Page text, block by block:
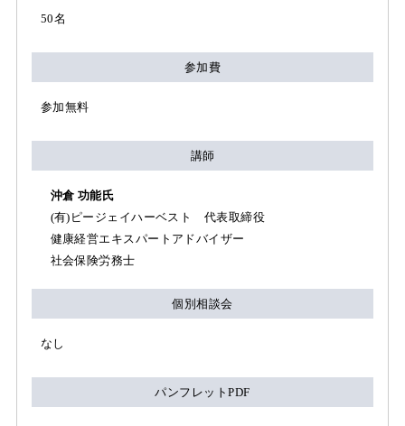
50名
参加費
参加無料
講師
沖倉 功能氏
(有)ピージェイハーベスト 代表取締役
健康経営エキスパートアドバイザー
社会保険労務士
個別相談会
なし
パンフレットPDF